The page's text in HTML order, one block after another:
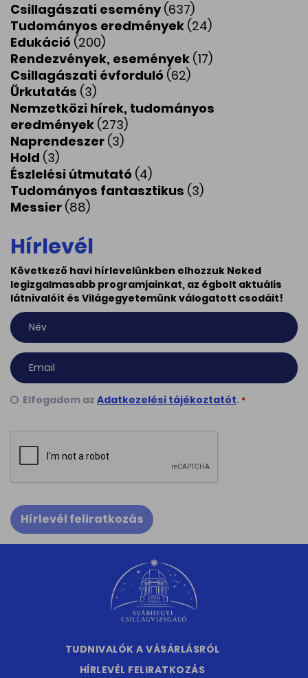
Csillagászati esemény(637)
Tudományos eredmények (24)
Edukáció (200)
Rendezvények, események (17)
Csillagászati évforduló (62)
Űrkutatás (3)
Nemzetközi hírek, tudományos
eredmények (273)
Naprendeszer (3)
Hold (3)
Észlelési útmutató (4)
Tudományos fantasztikus (3)
Messier (88)
Hírlevél
Következő havi hírlevelünkben elhozzuk Neked
legizgalmasabb programjainkat, az égbolt aktuális
látnivalóit és Világegyetemünk válogatott csodáit!
Elfogadom az Adatkezelési tájékoztatót. *
Hírlevél feliratkozás
TUDNIVALÓK A VÁSÁRLÁSRÓL
HÍRLEVÉL FELIRATKOZÁS